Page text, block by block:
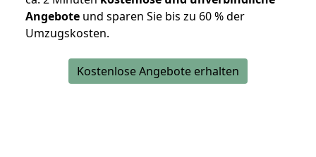
Angebote und sparen Sie bis zu 60 % der
Umzugskosten.
Kostenlose Angebote erhalten